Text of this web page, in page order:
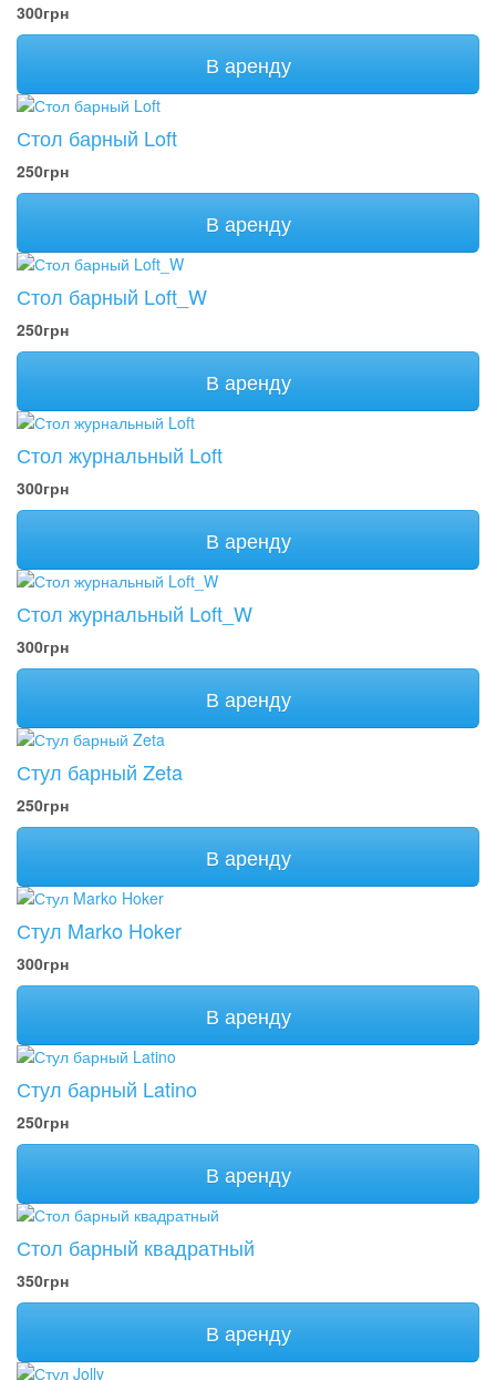
300грн
В аренду
Стол барный Loft
250грн
В аренду
Стол барный Loft_W
250грн
В аренду
Стол журнальный Loft
300грн
В аренду
Стол журнальный Loft_W
300грн
В аренду
Стул барный Zeta
250грн
В аренду
Стул Marko Hoker
300грн
В аренду
Стул барный Latino
250грн
В аренду
Стол барный квадратный
350грн
В аренду